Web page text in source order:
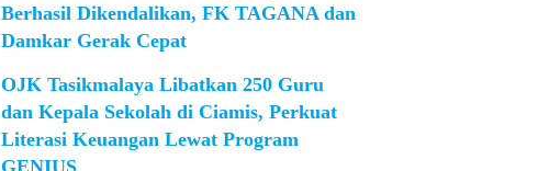
Berhasil Dikendalikan, FK TAGANA dan
Damkar Gerak Cepat
OJK Tasikmalaya Libatkan 250 Guru
dan Kepala Sekolah di Ciamis, Perkuat
Literasi Keuangan Lewat Program
GENIUS